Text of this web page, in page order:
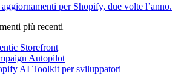
per Shopify, due volte l’anno.
più recenti
Storefront
Autopilot
AI Toolkit per sviluppatori